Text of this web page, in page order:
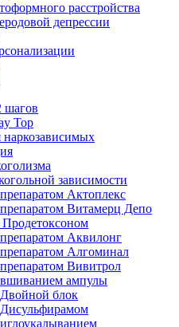
расстройства
депрессии
шагов
Top
наркозависимых
зависимости
Актоплекс
Витамерц Депо
Аквилонг
Алгоминал
Вивитрол
ампулы
блок